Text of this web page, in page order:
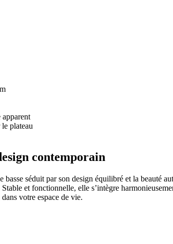
plateau
contemporain
basse séduit par son design équilibré et la beauté
et fonctionnelle, elle s’intègre
votre espace de vie.